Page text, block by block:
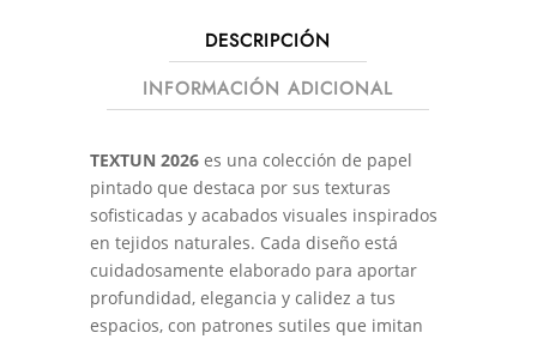
DESCRIPCIÓN
INFORMACIÓN ADICIONAL
TEXTUN 2026es una colección de papel
pintado que destaca por sus texturas
sofisticadas y acabados visuales inspirados
en tejidos naturales. Cada diseño está
cuidadosamente elaborado para aportar
profundidad, elegancia y calidez a tus
espacios, con patrones sutiles que imitan